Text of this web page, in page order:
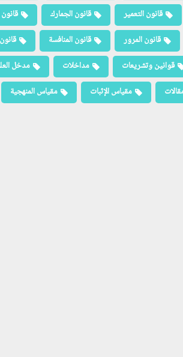
قانون التعمير قانون الجمارك
قانون المرور قانون المنافسة
قوانين وتشريعات مداخلات
مدخل
مقياس الإثبات مقياس المنهجية